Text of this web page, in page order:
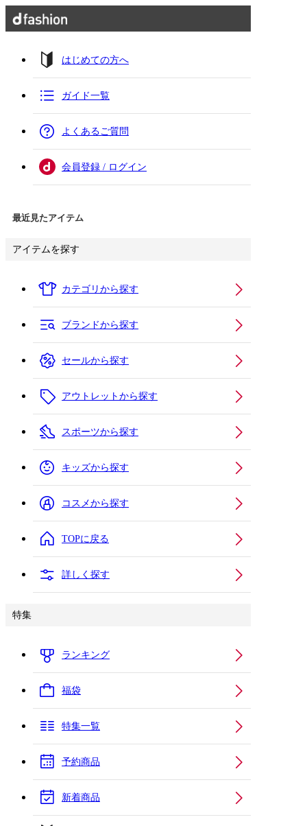
はじめての方へ
ガイド一覧
よくあるご質問
会員登録 / ログイン
最近見たアイテム
アイテムを探す
カテゴリから探す
ブランドから探す
セールから探す
アウトレットから探す
スポーツから探す
キッズから探す
コスメから探す
TOPに戻る
詳しく探す
特集
ランキング
福袋
特集一覧
予約商品
新着商品